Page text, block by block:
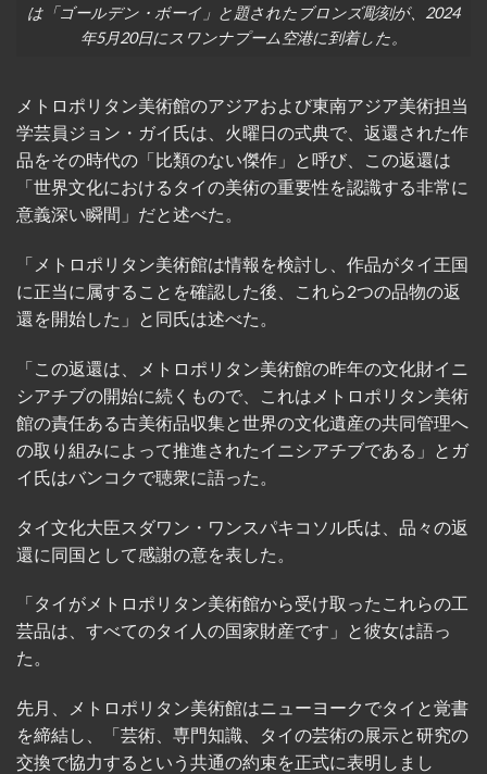
は「ゴールデン・ボーイ」と題されたブロンズ彫刻が、2024
年5月20日にスワンナプーム空港に到着した。
メトロポリタン美術館のアジアおよび東南アジア美術担当
学芸員ジョン・ガイ氏は、火曜日の式典で、返還された作
品をその時代の「比類のない傑作」と呼び、この返還は
「世界文化におけるタイの美術の重要性を認識する非常に
意義深い瞬間」だと述べた。
「メトロポリタン美術館は情報を検討し、作品がタイ王国
に正当に属することを確認した後、これら2つの品物の返
還を開始した」と同氏は述べた。
「この返還は、メトロポリタン美術館の昨年の文化財イニ
シアチブの開始に続くもので、これはメトロポリタン美術
館の責任ある古美術品収集と世界の文化遺産の共同管理へ
の取り組みによって推進されたイニシアチブである」とガ
イ氏はバンコクで聴衆に語った。
タイ文化大臣スダワン・ワンスパキコソル氏は、品々の返
還に同国として感謝の意を表した。
「タイがメトロポリタン美術館から受け取ったこれらの工
芸品は、すべてのタイ人の国家財産です」と彼女は語っ
た。
先月、メトロポリタン美術館はニューヨークでタイと覚書
を締結し、「芸術、専門知識、タイの芸術の展示と研究の
交換で協力するという共通の約束を正式に表明しまし